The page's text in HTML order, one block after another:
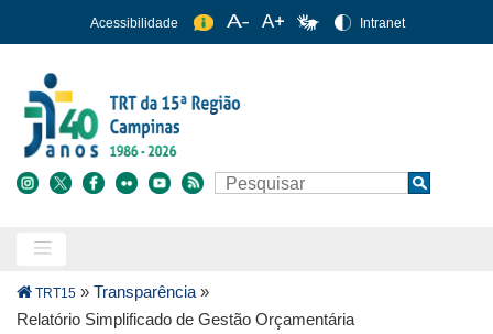
para
conteúdo
principal
Acessibilidade Intranet
Buscar Search
Trilha
de
TRT15 » Transparência »
Relatório Simplificado de Gestão Orçamentária